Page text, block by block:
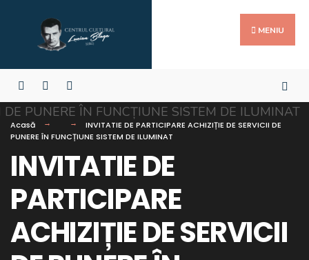
MENIU
Acasă
INVITATIE DE PARTICIPARE ACHIZIȚIE DE SERVICII DE
PUNERE ÎN FUNCȚIUNE SISTEM DE ILUMINAT
INVITATIE DE
PARTICIPARE
ACHIZIȚIE DE SERVICII